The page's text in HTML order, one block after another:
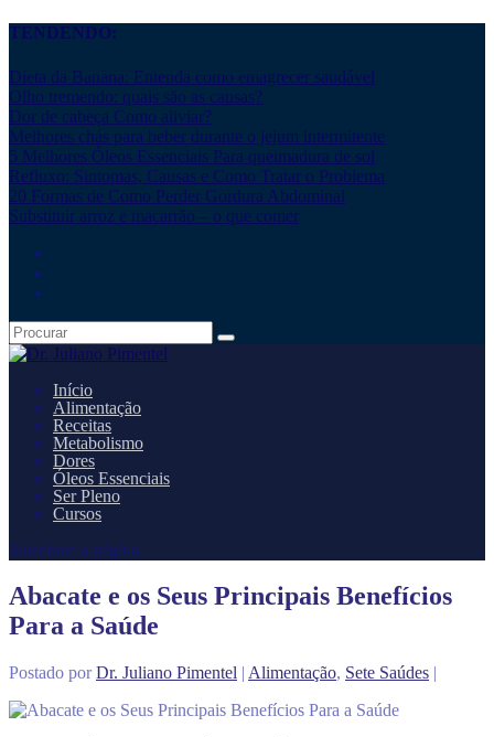
TENDENDO:
Dieta da Banana: Entenda como emagrecer saudável
Olho tremendo: quais são as causas?
Dor de cabeça Como aliviar?
Melhores chás para beber durante o jejum intermitente
5 Melhores Óleos Essenciais Para queimadura de sol
Refluxo: Sintomas, Causas e Como Tratar o Problema
20 Formas de Como Perder Gordura Abdominal
Substituir arroz e macarrão – o que comer
Início
Alimentação
Receitas
Metabolismo
Dores
Óleos Essenciais
Ser Pleno
Cursos
Selecione a página
Abacate e os Seus Principais Benefícios
Para a Saúde
Postado porDr. Juliano Pimentel | Alimentação, Sete Saúdes |